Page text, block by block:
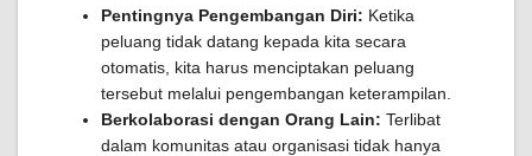
Pentingnya Pengembangan Diri: Ketika
peluang tidak datang kepada kita secara
otomatis, kita harus menciptakan peluang
tersebut melalui pengembangan keterampilan.
Berkolaborasi dengan Orang Lain: Terlibat
dalam komunitas atau organisasi tidak hanya